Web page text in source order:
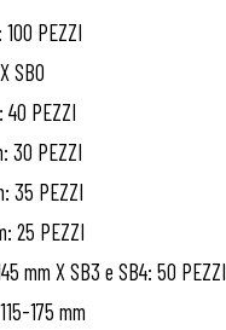
€
€
PEZZI
SB0
PEZZI
30 PEZZI
35 PEZZI
25 PEZZI
mm X SB3 e SB4: 50 PEZZI
175 mm